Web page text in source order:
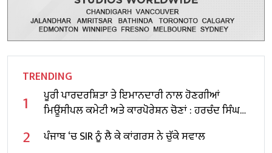
TRENDING
1
ਪੂਰੀ ਪਾਰਦਰਸ਼ਿਤਾ ਤੇ ਇਮਾਨਦਾਰੀ ਨਾਲ ਹੋਣਗੀਆਂ
ਮਿਊਂਸੀਪਲ ਕਮੇਟੀ ਅਤੇ ਕਾਰਪੋਰੇਸ਼ਨ ਚੋਣਾਂ : ਹਰਚੰਦ ਸਿੰਘ
2 ਪੰਜਾਬ ‘ਚ SIR ਨੂੰ ਲੈ ਕੇ ਕਾਂਗਰਸ ਨੇ ਚੁੱਕੇ ਸਵਾਲ